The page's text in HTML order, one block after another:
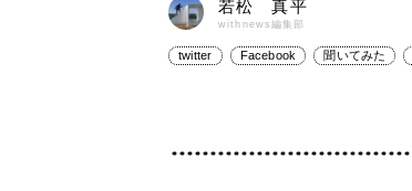
若松 真平
withnews編集部
twitter Facebook 聞いてみた